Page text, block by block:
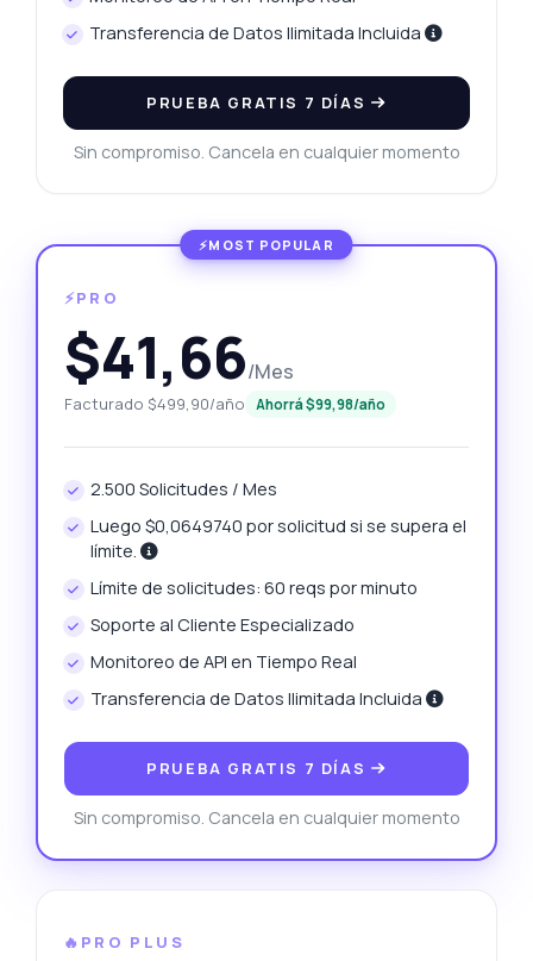
Transferencia de Datos Ilimitada Incluida
PRUEBA GRATIS 7 DÍAS
Sin compromiso. Cancela en cualquier momento
⚡PRO
$41,66/Mes
Facturado $499,90/año Ahorrá $99,98/año
2.500 Solicitudes / Mes
Luego $0,0649740 por solicitud si se supera el
límite.
Límite de solicitudes: 60 reqs por minuto
Soporte al Cliente Especializado
Monitoreo de API en Tiempo Real
Transferencia de Datos Ilimitada Incluida
PRUEBA GRATIS 7 DÍAS
Sin compromiso. Cancela en cualquier momento
🔥PRO PLUS